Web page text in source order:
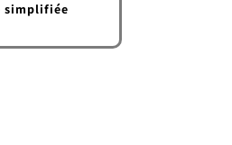
simplifiée